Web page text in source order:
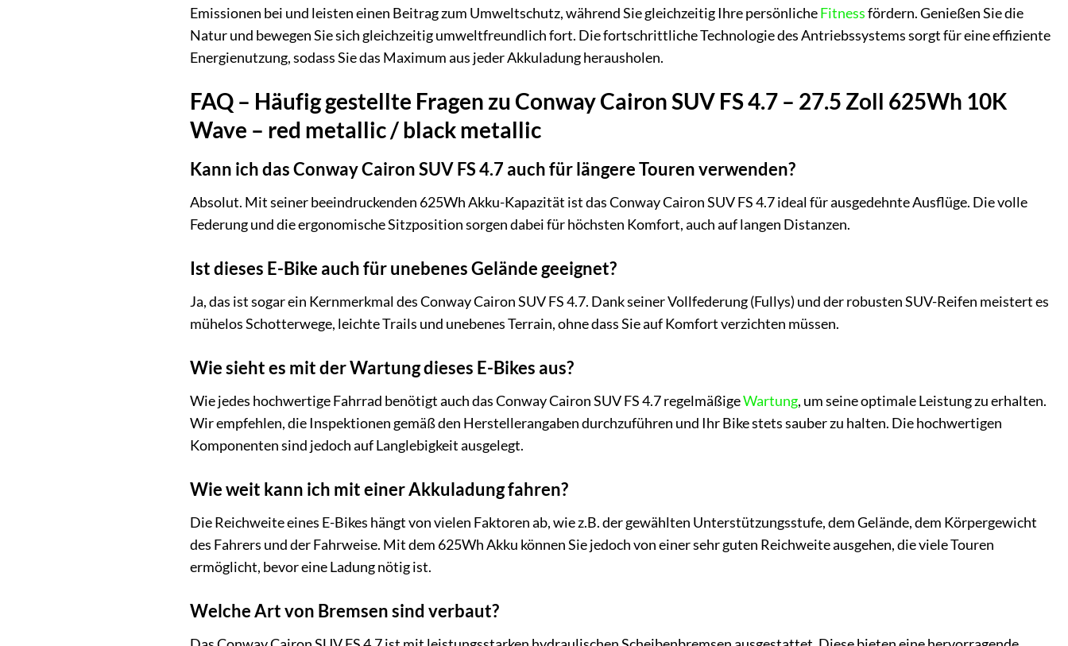
Emissionen bei und leisten einen Beitrag zum Umweltschutz, während Sie gleichzeitig Ihre persönlicheFitnessfördern. Genießen Sie die
Natur und bewegen Sie sich gleichzeitig umweltfreundlich fort. Die fortschrittliche Technologie des Antriebssystems sorgt für eine effiziente
Energienutzung, sodass Sie das Maximum aus jeder Akkuladung herausholen.
FAQ – Häufig gestellte Fragen zu Conway Cairon SUV FS 4.7 – 27.5 Zoll 625Wh 10K
Wave – red metallic / black metallic
Kann ich das Conway Cairon SUV FS 4.7 auch für längere Touren verwenden?
Absolut. Mit seiner beeindruckenden 625Wh Akku-Kapazität ist das Conway Cairon SUV FS 4.7 ideal für ausgedehnte Ausflüge. Die volle
Federung und die ergonomische Sitzposition sorgen dabei für höchsten Komfort, auch auf langen Distanzen.
Ist dieses E-Bike auch für unebenes Gelände geeignet?
Ja, das ist sogar ein Kernmerkmal des Conway Cairon SUV FS 4.7. Dank seiner Vollfederung (Fullys) und der robusten SUV-Reifen meistert es
mühelos Schotterwege, leichte Trails und unebenes Terrain, ohne dass Sie auf Komfort verzichten müssen.
Wie sieht es mit der Wartung dieses E-Bikes aus?
Wie jedes hochwertige Fahrrad benötigt auch das Conway Cairon SUV FS 4.7 regelmäßigeWartung, um seine optimale Leistung zu erhalten.
Wir empfehlen, die Inspektionen gemäß den Herstellerangaben durchzuführen und Ihr Bike stets sauber zu halten. Die hochwertigen
Komponenten sind jedoch auf Langlebigkeit ausgelegt.
Wie weit kann ich mit einer Akkuladung fahren?
Die Reichweite eines E-Bikes hängt von vielen Faktoren ab, wie z.B. der gewählten Unterstützungsstufe, dem Gelände, dem Körpergewicht
des Fahrers und der Fahrweise. Mit dem 625Wh Akku können Sie jedoch von einer sehr guten Reichweite ausgehen, die viele Touren
ermöglicht, bevor eine Ladung nötig ist.
Welche Art von Bremsen sind verbaut?